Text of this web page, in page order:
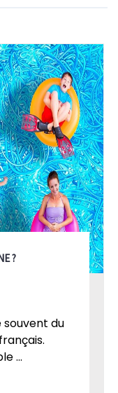
?
souvent du
...